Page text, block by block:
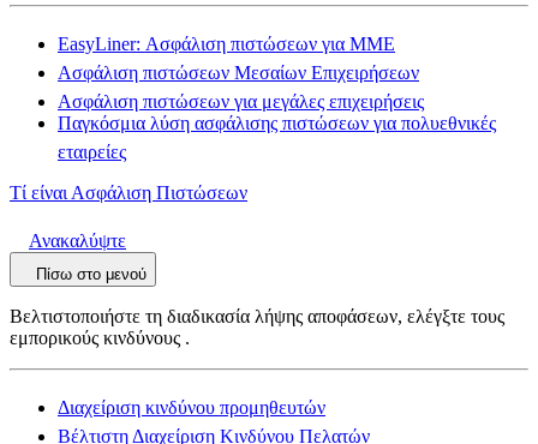
EasyLiner: Ασφάλιση πιστώσεων για ΜΜΕ
Ασφάλιση πιστώσεων Μεσαίων Επιχειρήσεων
Ασφάλιση πιστώσεων για μεγάλες επιχειρήσεις
Παγκόσμια λύση ασφάλισης πιστώσεων για πολυεθνικές
εταιρείες
Τί είναι Ασφάλιση Πιστώσεων
Ανακαλύψτε
Πίσω στο μενού
Βελτιστοποιήστε τη διαδικασία λήψης αποφάσεων, ελέγξτε τους
εμπορικούς κινδύνους .
Διαχείριση κινδύνου προμηθευτών
Βέλτιστη Διαχείριση Κινδύνου Πελατών